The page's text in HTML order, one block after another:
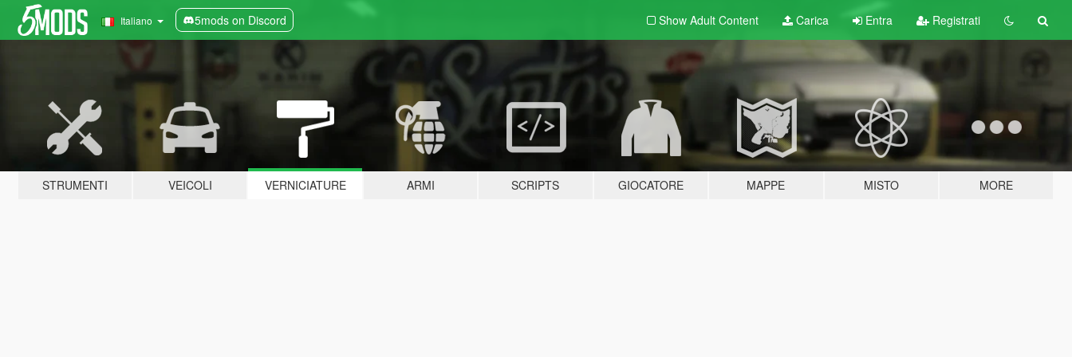
Italiano 5mods on Discord Show Adult Content Carica Entra Registrati
STRUMENTI VEICOLI VERNICIATURE ARMI SCRIPTS GIOCATORE MAPPE MISTO MORE